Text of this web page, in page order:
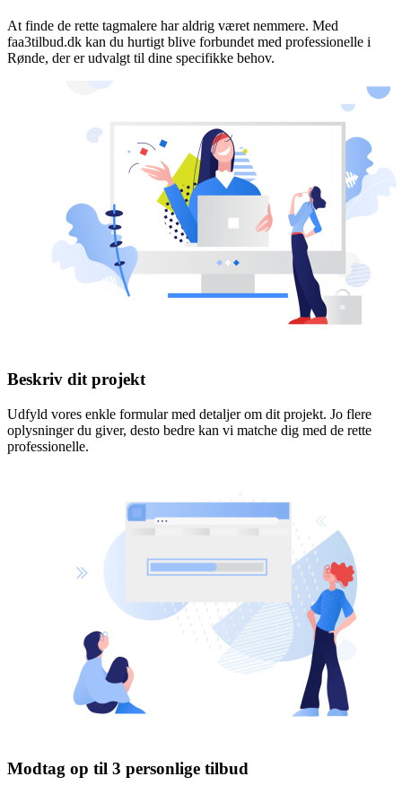
At finde de rette tagmalere har aldrig været nemmere. Med
faa3tilbud.dk kan du hurtigt blive forbundet med professionelle i
Rønde, der er udvalgt til dine specifikke behov.
Beskriv dit projekt
Udfyld vores enkle formular med detaljer om dit projekt. Jo flere
oplysninger du giver, desto bedre kan vi matche dig med de rette
professionelle.
Modtag op til 3 personlige tilbud